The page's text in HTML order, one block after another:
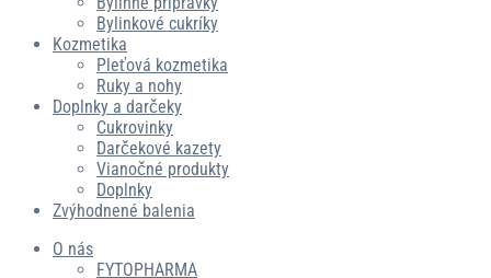
Bylinkové cukríky
Kozmetika
Pleťová kozmetika
Ruky a nohy
Doplnky a darčeky
Cukrovinky
Darčekové kazety
Vianočné produkty
Doplnky
Zvýhodnené balenia
O nás
FYTOPHARMA